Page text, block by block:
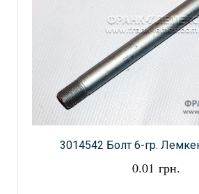
3014542 Болт 6-гр.
0.01 грн.